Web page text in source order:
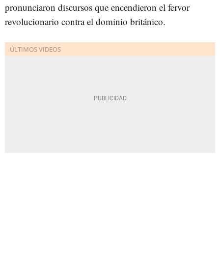
pronunciaron discursos que encendieron el fervor
revolucionario contra el dominio británico.